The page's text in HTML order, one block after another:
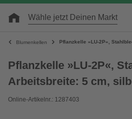
Wähle jetzt Deinen Markt
Blumenkellen Pflanzkelle »LU-2P«,
Pflanzkelle »LU-2P«,
Arbeitsbreite: 5 cm,
Online-Artikelnr.: 1287403